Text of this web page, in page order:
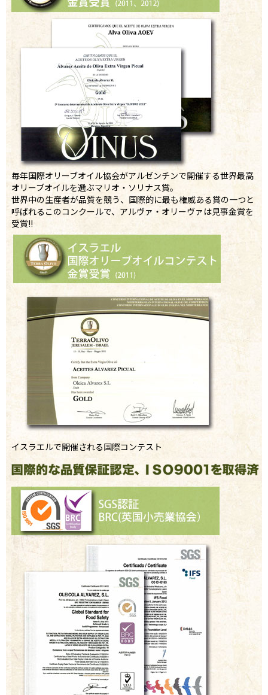
毎年国際オリーブオイル協会がアルゼンチンで開催する世界最高
オリーブオイルを選ぶマリオ・ソリナス賞。
世界中の生産者が品質を競う、国際的に最も権威ある賞の一つと
呼ばれるこのコンクールで、アルヴァ・オリーヴァは見事金賞を
受賞!!
イスラエルで開催される国際コンテスト